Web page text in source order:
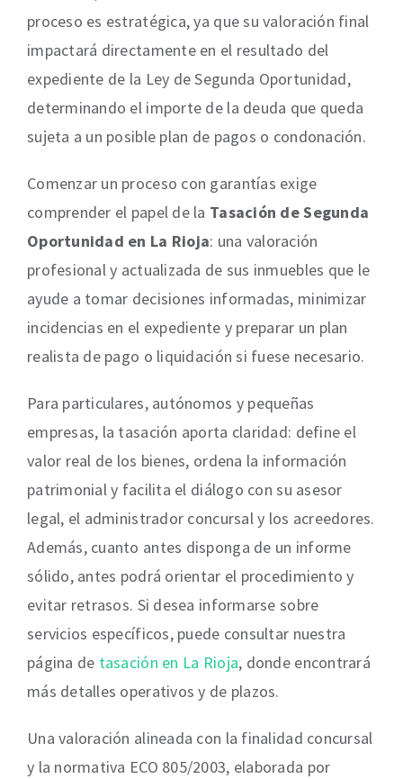
proceso es estratégica, ya que su valoración final
impactará directamente en el resultado del
expediente de la Ley de Segunda Oportunidad,
determinando el importe de la deuda que queda
sujeta a un posible plan de pagos o condonación.
Comenzar un proceso con garantías exige
comprender el papel de la Tasación de Segunda
Oportunidad en La Rioja: una valoración
profesional y actualizada de sus inmuebles que le
ayude a tomar decisiones informadas, minimizar
incidencias en el expediente y preparar un plan
realista de pago o liquidación si fuese necesario.
Para particulares, autónomos y pequeñas
empresas, la tasación aporta claridad: define el
valor real de los bienes, ordena la información
patrimonial y facilita el diálogo con su asesor
legal, el administrador concursal y los acreedores.
Además, cuanto antes disponga de un informe
sólido, antes podrá orientar el procedimiento y
evitar retrasos. Si desea informarse sobre
servicios específicos, puede consultar nuestra
página de tasación en La Rioja, donde encontrará
más detalles operativos y de plazos.
Una valoración alineada con la finalidad concursal
y la normativa ECO 805/2003, elaborada por